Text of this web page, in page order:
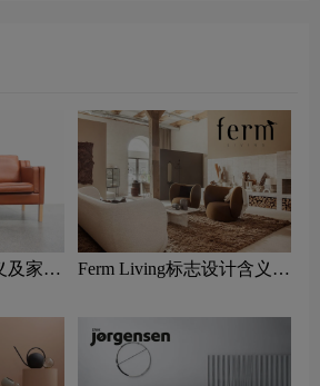
及家具
Ferm Living标志设计含义及